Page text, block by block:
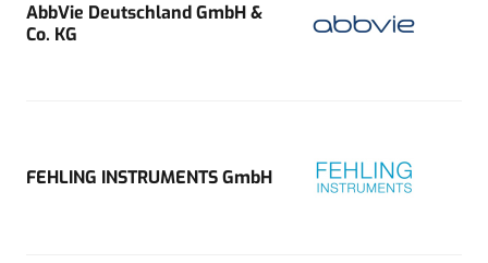
AbbVie Deutschland GmbH &
Co. KG
FEHLING INSTRUMENTS GmbH